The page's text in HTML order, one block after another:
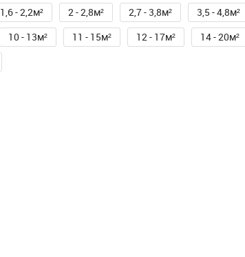
1,6 - 2,2м² 2 - 2,8м² 2,7 - 3,8м² 3,5 - 4,8м²
10 - 13м² 11 - 15м² 12 - 17м² 14 - 20м²